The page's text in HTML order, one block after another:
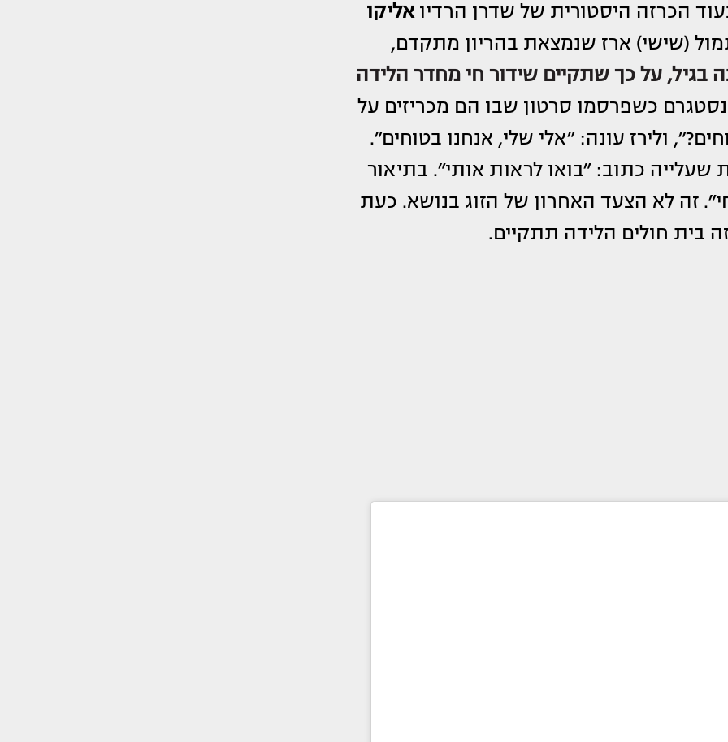
הכרזה היסטורית של שדרן הרדיואליקו
(שישי) ארז שנמצאת בהריון מתקדם,
בגיל, על כך שתקיים שידור חי מחדר הלידה
כשפרסמו סרטון שבו הם מכריזים על
ולירז עונה: ״אלי שלי, אנחנו בטוחים״.
כתוב: ״בואו לראות אותי״. בתיאור
זה לא הצעד האחרון של הזוג בנושא. כעת
בית חולים הלידה תתקיים.